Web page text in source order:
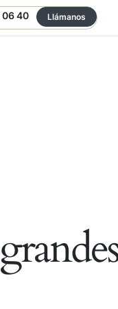
06 40 Llámanos